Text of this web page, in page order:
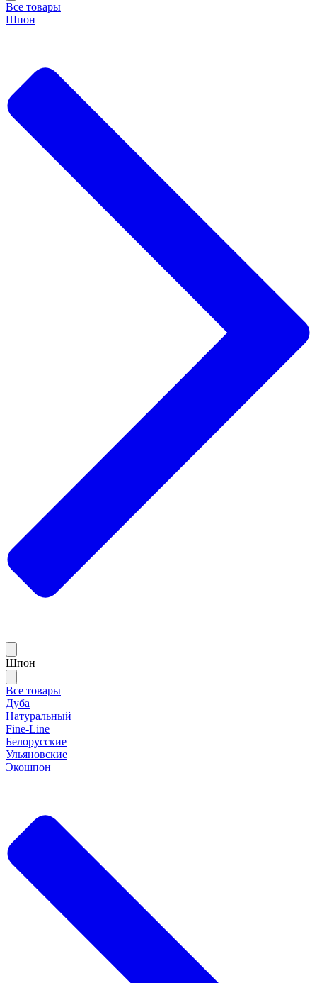
Все товары
Шпон
Шпон
Все товары
Дуба
Натуральный
Fine-Line
Белорусские
Ульяновские
Экошпон